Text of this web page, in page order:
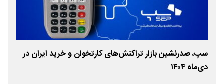
سپ، صدرنشین بازار تراکنش‌های کارتخوان و خرید ایران در
دی‌ماه ۱۴۰۴